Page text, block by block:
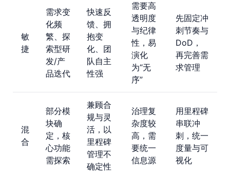
敏
捷
需求变
化频
繁、探
索型研
发/产
品迭代
快速反
馈、拥
抱变
化、团
队自主
性强
需要高
透明度
与纪律
性，易
演化
为“无
序”
先固定冲
刺节奏与
DoD，
再完善需
求管理
混
合
部分模
块确
定，核
心功能
需探索
兼顾合
规与灵
活，以
里程碑
管理不
确定性
治理复
杂度较
高，需
要统一
信息源
用里程碑
串联冲
刺，统一
度量与可
视化